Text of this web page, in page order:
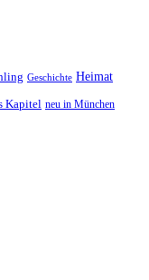
Geschichte Heimat
Kapitel neu in München